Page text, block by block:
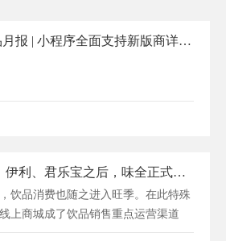
3 月产品月报 | 小程序全面支持新版商详页了，你知道吗？
继蒙牛、伊利、君乐宝之后，味全正式开通有赞微商城
饮品消费也随之进入旺季。在此特殊
上商城成了饮品销售重点运营渠道